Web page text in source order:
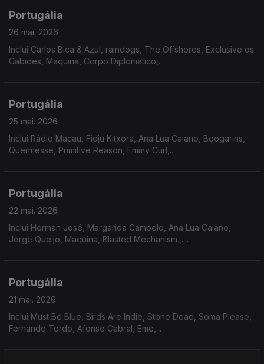
Portugália
26 mai. 2026
Inclui Carlos Bica & Azul, raindogs, The Offshores, Exclusive os
Cabides, Maquina, Corpo Diplomático,...
Portugália
25 mai. 2026
Inclui Rádio Macau, Fidju Kitxora, Ana Lua Caiano, Boogarins,
Quermesse, Primitive Reason, Emmy Curl,...
Portugália
22 mai. 2026
Inclui Herman José, Margarida Campelo, Ana Lua Caiano,
Jorge Queijo, Maquina, Blasted Mechanism.,....
Portugália
21 mai. 2026
Inclui Must Be Blue, Birds Are Indie, Stone Dead, Soma Please,
Fernando Tordo, Afonso Cabral, Éme,...